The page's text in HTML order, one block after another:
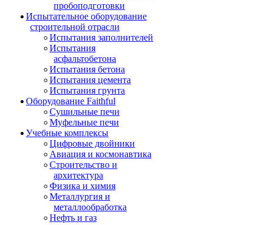
пробоподготовки
Испытательное оборудование
строительной отрасли
Испытания заполнителей
Испытания
асфальтобетона
Испытания бетона
Испытания цемента
Испытания грунта
Оборудование Faithful
Сушильные печи
Муфельные печи
Учебные комплексы
Цифровые двойники
Авиация и космонавтика
Строительство и
архитектура
Физика и химия
Металлургия и
металлообработка
Нефть и газ